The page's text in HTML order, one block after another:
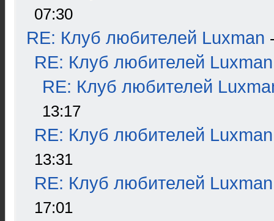
07:30
RE: Клуб любителей Luxman
RE: Клуб любителей Luxman
RE: Клуб любителей
13:17
RE: Клуб любителей Luxman
13:31
RE: Клуб любителей Luxman
17:01